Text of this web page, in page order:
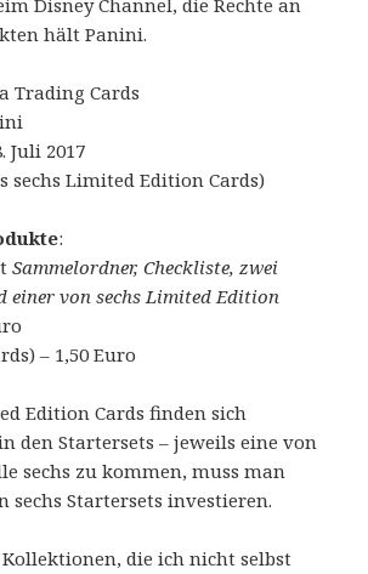
Disney Channel, die Rechte an
hält Panini.
Trading Cards
Juli 2017
sechs Limited Edition Cards)
:
Sammelordner, Checkliste, zwei
einer von sechs Limited Edition
– 1,50 Euro
Edition Cards finden sich
den Startersets – jeweils eine von
sechs zu kommen, muss man
sechs Startersets investieren.
die ich nicht selbst